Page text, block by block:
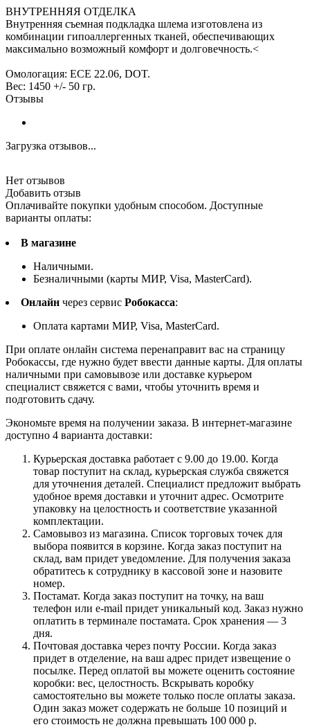
ВНУТРЕННЯЯ ОТДЕЛКА
Внутренняя съемная подкладка шлема изготовлена из
комбинации гипоаллергенных тканей, обеспечивающих
максимально возможный комфорт и долговечность.<
Омологация: ECE 22.06, DOT.
Вес: 1450 +/- 50 гр.
Отзывы
Загрузка отзывов...
Нет отзывов
Добавить отзыв
Оплачивайте покупки удобным способом. Доступные
варианты оплаты:
В магазине
Наличными.
Безналичными (карты МИР, Visa, MasterCard).
Онлайн через сервис Робокасса:
Оплата картами МИР, Visa, MasterCard.
При оплате онлайн система перенаправит вас на страницу
Робокассы, где нужно будет ввести данные карты. Для оплаты
наличными при самовывозе или доставке курьером
специалист свяжется с вами, чтобы уточнить время и
подготовить сдачу.
Экономьте время на получении заказа. В интернет-магазине
доступно 4 варианта доставки:
Курьерская доставка работает с 9.00 до 19.00. Когда
товар поступит на склад, курьерская служба свяжется
для уточнения деталей. Специалист предложит выбрать
удобное время доставки и уточнит адрес. Осмотрите
упаковку на целостность и соответствие указанной
комплектации.
Самовывоз из магазина. Список торговых точек для
выбора появится в корзине. Когда заказ поступит на
склад, вам придет уведомление. Для получения заказа
обратитесь к сотруднику в кассовой зоне и назовите
номер.
Постамат. Когда заказ поступит на точку, на ваш
телефон или e-mail придет уникальный код. Заказ нужно
оплатить в терминале постамата. Срок хранения — 3
дня.
Почтовая доставка через почту России. Когда заказ
придет в отделение, на ваш адрес придет извещение о
посылке. Перед оплатой вы можете оценить состояние
коробки: вес, целостность. Вскрывать коробку
самостоятельно вы можете только после оплаты заказа.
Один заказ может содержать не больше 10 позиций и
его стоимость не должна превышать 100 000 р.